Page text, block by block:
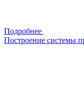
Подробнее
Построение системы